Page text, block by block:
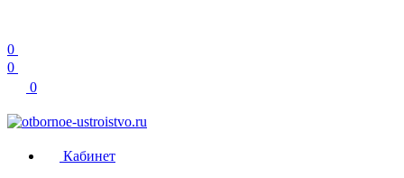
0
0
0
Кабинет